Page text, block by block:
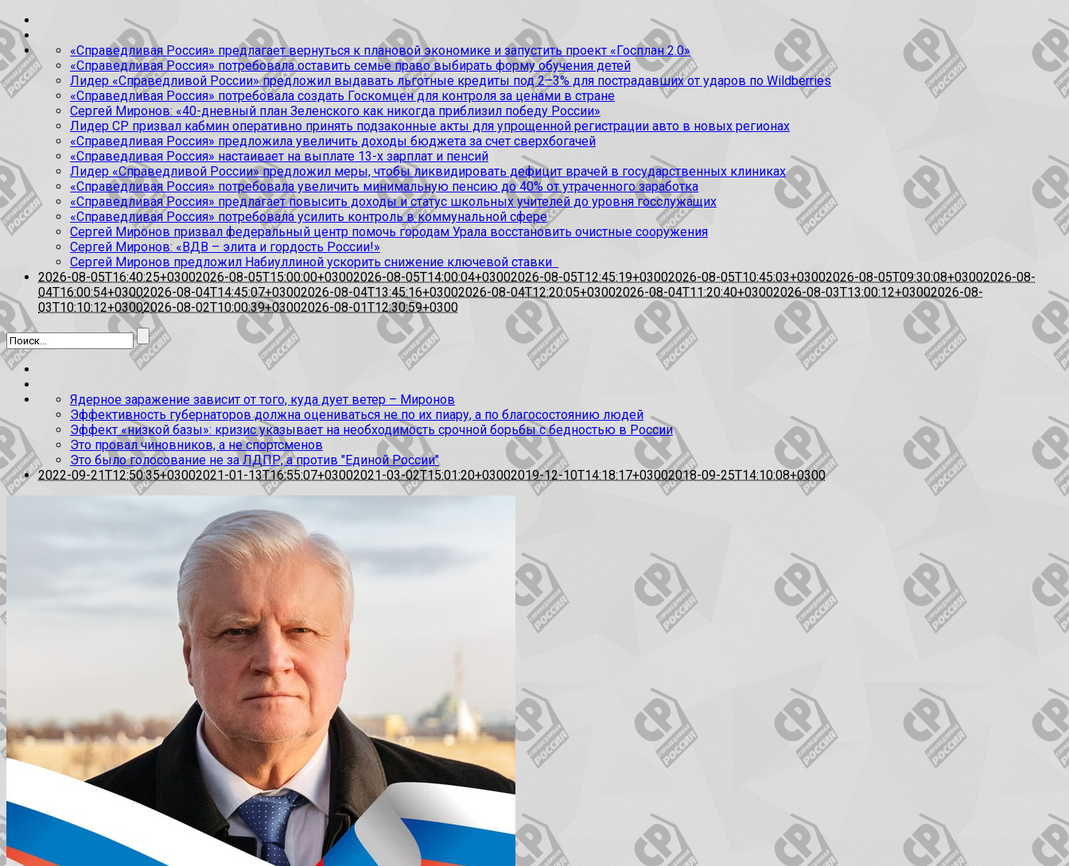
«Справедливая Россия» предлагает вернуться к плановой экономике и запустить проект «Госплан 2.0»
«Справедливая Россия» потребовала оставить семье право выбирать форму обучения детей
Лидер «Справедливой России» предложил выдавать льготные кредиты под 2–3% для пострадавших от ударов по Wildberries
«Справедливая Россия» потребовала создать Госкомцен для контроля за ценами в стране
Сергей Миронов: «40-дневный план Зеленского как никогда приблизил победу России»
Лидер СР призвал кабмин оперативно принять подзаконные акты для упрощенной регистрации авто в новых регионах
«Справедливая Россия» предложила увеличить доходы бюджета за счет сверхбогачей
«Справедливая Россия» настаивает на выплате 13-х зарплат и пенсий
Лидер «Справедливой России» предложил меры, чтобы ликвидировать дефицит врачей в государственных клиниках
«Справедливая Россия» потребовала увеличить минимальную пенсию до 40% от утраченного заработка
«Справедливая Россия» предлагает повысить доходы и статус школьных учителей до уровня госслужащих
«Справедливая Россия» потребовала усилить контроль в коммунальной сфере
Сергей Миронов призвал федеральный центр помочь городам Урала восстановить очистные сооружения
Сергей Миронов: «ВДВ – элита и гордость России!»
Сергей Миронов предложил Набиуллиной ускорить снижение ключевой ставки
2026-08-05T16:40:25+03002026-08-05T15:00:00+03002026-08-05T14:00:04+03002026-08-05T12:45:19+03002026-08-05T10:45:03+03002026-08-05T09:30:08+03002026-08-
04T16:00:54+03002026-08-04T14:45:07+03002026-08-04T13:45:16+03002026-08-04T12:20:05+03002026-08-04T11:20:40+03002026-08-03T13:00:12+03002026-08-
03T10:10:12+03002026-08-02T10:00:39+03002026-08-01T12:30:59+0300
Ядерное заражение зависит от того, куда дует ветер – Миронов
Эффективность губернаторов должна оцениваться не по их пиару, а по благосостоянию людей
Эффект «низкой базы»: кризис указывает на необходимость срочной борьбы с бедностью в России
Это провал чиновников, а не спортсменов
Это было голосование не за ЛДПР, а против "Единой России"
2022-09-21T12:50:35+03002021-01-13T16:55:07+03002021-03-02T15:01:20+03002019-12-10T14:18:17+03002018-09-25T14:10:08+0300